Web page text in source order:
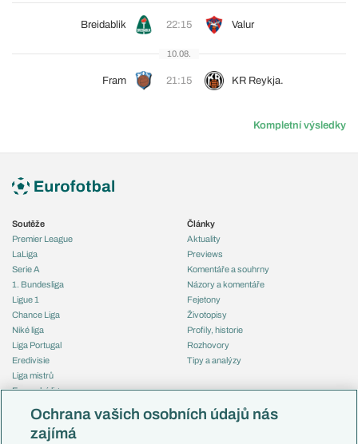
Breidablik 22:15 Valur
10.08.
Fram 21:15 KR Reykja.
Kompletní výsledky
Soutěže
Premier League
LaLiga
Serie A
1. Bundesliga
Ligue 1
Chance Liga
Niké liga
Liga Portugal
Eredivisie
Liga mistrů
Evropská liga
Mistrovství světa
Liga národů
Články
Aktuality
Previews
Komentáře a souhrny
Názory a komentáře
Fejetony
Životopisy
Profily, historie
Rozhovory
Tipy a analýzy
Česko
Ochrana vašich osobních údajů nás
zajímá